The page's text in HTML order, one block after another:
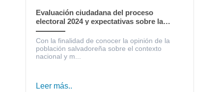
Evaluación ciudadana del proceso
electoral 2024 y expectativas sobre la
gestión gubernamental, legislativa y
municipal
Con la finalidad de conocer la opinión de la
población salvadoreña sobre el contexto
nacional y m...
Leer más..